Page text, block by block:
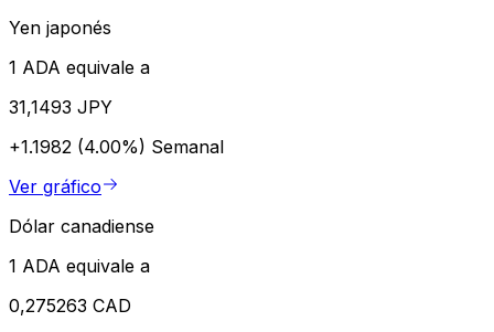
Yen japonés
1 ADA equivale a
31,1493 JPY
+1.1982 (4.00%) Semanal
Ver gráfico
Dólar canadiense
1 ADA equivale a
0,275263 CAD